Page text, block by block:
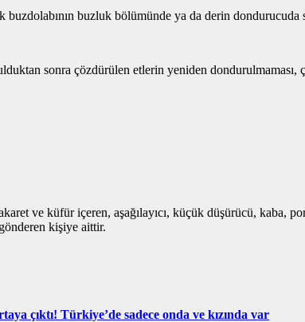
buzluk bölümünde ya da derin dondurucuda
sonra çözdürülen etlerin yeniden
ve küfür içeren, aşağılayıcı, küçük düşürücü,
kişiye aittir.
çıktı! Türkiye’de sadece onda ve kızında var